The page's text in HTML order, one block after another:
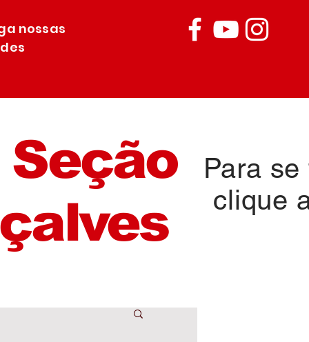
nossas
Para
clique